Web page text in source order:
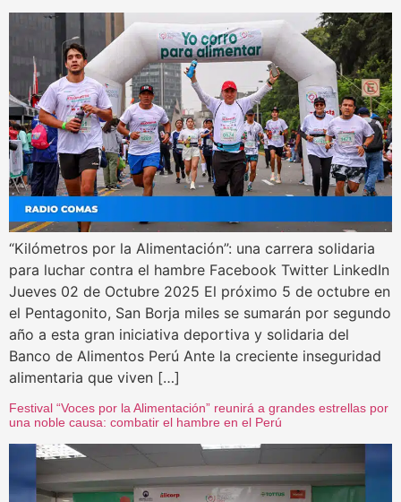
“Kilómetros por la Alimentación”: una carrera solidaria
para luchar contra el hambre Facebook Twitter LinkedIn
Jueves 02 de Octubre 2025 El próximo 5 de octubre en
el Pentagonito, San Borja miles se sumarán por segundo
año a esta gran iniciativa deportiva y solidaria del
Banco de Alimentos Perú Ante la creciente inseguridad
alimentaria que viven […]
Festival “Voces por la Alimentación” reunirá a grandes estrellas por
una noble causa: combatir el hambre en el Perú